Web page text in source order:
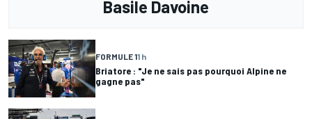
Basile Davoine
FORMULE 11 h
Briatore : "Je ne sais pas pourquoi Alpine ne
gagne pas"